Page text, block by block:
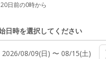
20日前の0時から
日時を選択してください
2026/08/09(日) 〜 08/15(土)